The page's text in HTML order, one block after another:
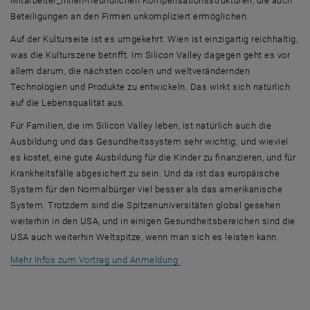
Beteiligungen an den Firmen unkompliziert ermöglichen.
Auf der Kulturseite ist es umgekehrt: Wien ist einzigartig reichhaltig,
was die Kulturszene betrifft. Im Silicon Valley dagegen geht es vor
allem darum, die nächsten coolen und weltverändernden
Technologien und Produkte zu entwickeln. Das wirkt sich natürlich
auf die Lebensqualität aus.
Für Familien, die im Silicon Valley leben, ist natürlich auch die
Ausbildung und das Gesundheitssystem sehr wichtig; und wieviel
es kostet, eine gute Ausbildung für die Kinder zu finanzieren, und für
Krankheitsfälle abgesichert zu sein. Und da ist das europäische
System für den Normalbürger viel besser als das amerikanische
System. Trotzdem sind die Spitzenuniversitäten global gesehen
weiterhin in den USA, und in einigen Gesundheitsbereichen sind die
USA auch weiterhin Weltspitze, wenn man sich es leisten kann.
Mehr Infos zum Vortrag und Anmeldung